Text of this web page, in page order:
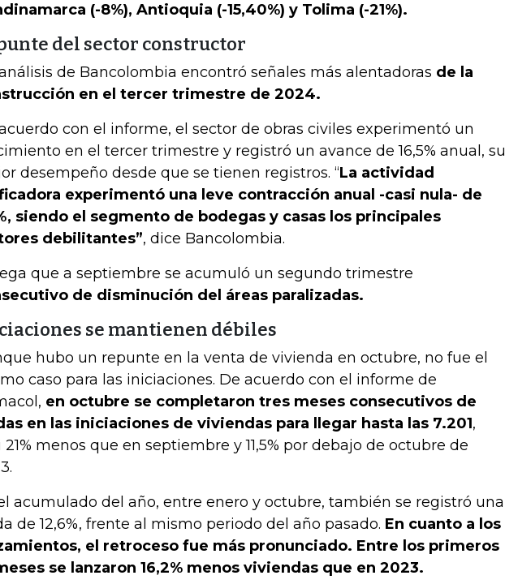
(-8%), Antioquia (-15,40%) y Tolima (-21%).
del sector constructor
de Bancolombia encontró señales más alentadoras de la
en el tercer trimestre de 2024.
con el informe, el sector de obras civiles experimentó un
en el tercer trimestre y registró un avance de 16,5% anual, su
desempeño desde que se tienen registros. “La actividad
experimentó una leve contracción anual -casi nula- de
siendo el segmento de bodegas y casas los principales
debilitantes”, dice Bancolombia.
que a septiembre se acumuló un segundo trimestre
de disminución del áreas paralizadas.
se mantienen débiles
hubo un repunte en la venta de vivienda en octubre, no fue el
caso para las iniciaciones. De acuerdo con el informe de
en octubre se completaron tres meses consecutivos de
en las iniciaciones de viviendas para llegar hasta las 7.201,
21% menos que en septiembre y 11,5% por debajo de octubre de
acumulado del año, entre enero y octubre, también se registró una
de 12,6%, frente al mismo periodo del año pasado. En cuanto a los
el retroceso fue más pronunciado. Entre los primeros
se lanzaron 16,2% menos viviendas que en 2023.